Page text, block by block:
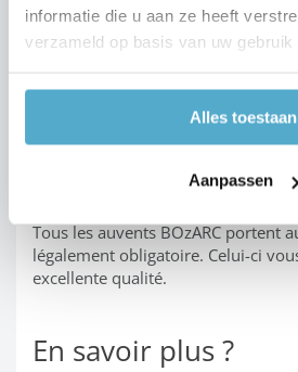
informatie die u aan ze heeft
verzameld op basis van uw
Alles toestaan
Aanpassen
Avec une toiture en
transparent, vous profitez
Unetoiture à réflectivité
pratique lorsque vous voulez
carport commeauvent de
soleil, tandis que l’apport de
Tous les auvents BOzARC portent
légalement obligatoire. Celui-ci
excellente qualité.
En savoir plus ?